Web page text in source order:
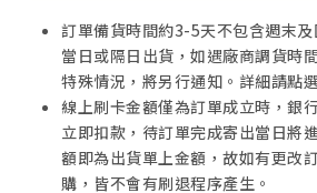
訂單備貨時間約3-5天不包含週末
當日或隔日出貨，如遇廠商調貨時
特殊情況，將另行通知。詳細請點
線上刷卡金額僅為訂單成立時，銀
立即扣款，待訂單完成寄出當日將
額即為出貨單上金額，故如有更改
購，皆不會有刷退程序產生。